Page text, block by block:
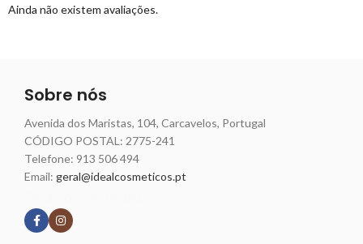
Ainda não existem avaliações.
Sobre nós
Avenida dos Maristas, 104, Carcavelos, Portugal
CÓDIGO POSTAL: 2775-241
Telefone: 913 506 494
Email: geral@idealcosmeticos.pt